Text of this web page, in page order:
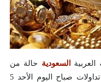
السعودية حالة من
الثبات النسبي في الأسعار خلال تداولات صباح اليوم الأحد 5